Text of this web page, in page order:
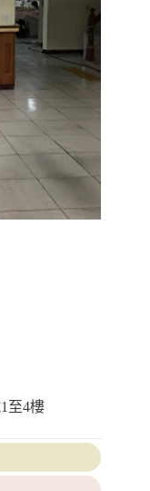
至4樓